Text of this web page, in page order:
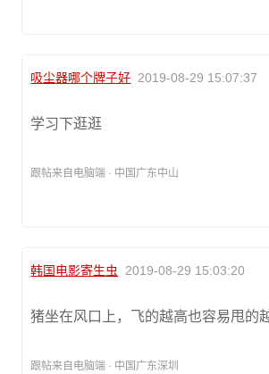
吸尘器哪个牌子好 2019-08-29 15:07:37
学习下逛逛
跟帖来自电脑端 · 中国广东中山
韩国电影寄生虫 2019-08-29 15:03:20
猪坐在风口上，飞的越高也容易甩的
跟帖来自电脑端 · 中国广东深圳